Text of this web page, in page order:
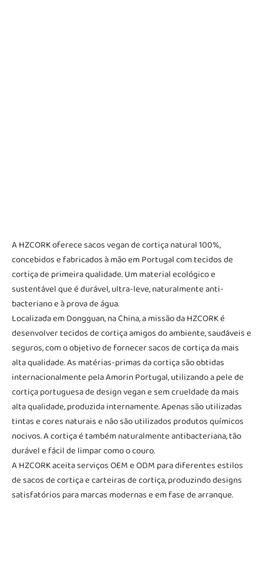
A HZCORK oferece sacos vegan de cortiça natural 100%,
concebidos e fabricados à mão em Portugal com tecidos de
cortiça de primeira qualidade. Um material ecológico e
sustentável que é durável, ultra-leve, naturalmente anti-
bacteriano e à prova de água.
Localizada em Dongguan, na China, a missão da HZCORK é
desenvolver tecidos de cortiça amigos do ambiente, saudáveis e
seguros, com o objetivo de fornecer sacos de cortiça da mais
alta qualidade. As matérias-primas da cortiça são obtidas
internacionalmente pela Amorin Portugal, utilizando a pele de
cortiça portuguesa de design vegan e sem crueldade da mais
alta qualidade, produzida internamente. Apenas são utilizadas
tintas e cores naturais e não são utilizados produtos químicos
nocivos. A cortiça é também naturalmente antibacteriana, tão
durável e fácil de limpar como o couro.
A HZCORK aceita serviços OEM e ODM para diferentes estilos
de sacos de cortiça e carteiras de cortiça, produzindo designs
satisfatórios para marcas modernas e em fase de arranque.